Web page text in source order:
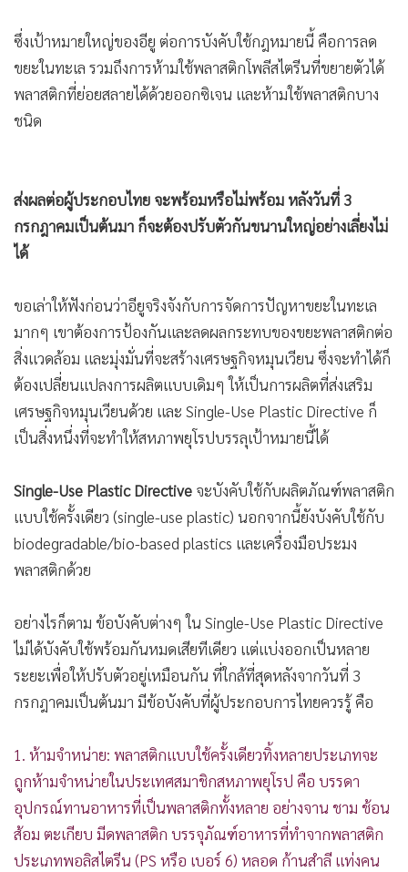
• ญี่ปุ่น
• News1
• Gotomanager
ซึ่งเป้าหมายใหญ่ของอียู ต่อการบังคับใช้กฎหมายนี้ คือการลด
ขยะในทะเล รวมถึงการห้ามใช้พลาสติกโพลีสไตรีนที่ขยายตัวได้
พลาสติกที่ย่อยสลายได้ด้วยออกซิเจน และห้ามใช้พลาสติกบาง
ชนิด
ส่งผลต่อผู้ประกอบไทย จะพร้อมหรือไม่พร้อม หลังวันที่ 3
กรกฎาคมเป็นต้นมา ก็จะต้องปรับตัวกันขนานใหญ่อย่างเลี่ยงไม่
ได้
ขอเล่าให้ฟังก่อนว่าอียูจริงจังกับการจัดการปัญหาขยะในทะเล
มากๆ เขาต้องการป้องกันและลดผลกระทบของขยะพลาสติกต่อ
สิ่งแวดล้อม และมุ่งมั่นที่จะสร้างเศรษฐกิจหมุนเวียน ซึ่งจะทำได้ก็
ต้องเปลี่ยนแปลงการผลิตแบบเดิมๆ ให้เป็นการผลิตที่ส่งเสริม
เศรษฐกิจหมุนเวียนด้วย และ Single-Use Plastic Directive ก็
เป็นสิ่งหนึ่งที่จะทำให้สหภาพยุโรปบรรลุเป้าหมายนี้ได้
Single-Use Plastic Directive จะบังคับใช้กับผลิตภัณฑ์พลาสติก
แบบใช้ครั้งเดียว (single-use plastic) นอกจากนี้ยังบังคับใช้กับ
biodegradable/bio-based plastics และเครื่องมือประมง
พลาสติกด้วย
อย่างไรก็ตาม ข้อบังคับต่างๆ ใน Single-Use Plastic Directive
ไม่ได้บังคับใช้พร้อมกันหมดเสียทีเดียว แต่แบ่งออกเป็นหลาย
ระยะเพื่อให้ปรับตัวอยู่เหมือนกัน ที่ใกล้ที่สุดหลังจากวันที่ 3
กรกฎาคมเป็นต้นมา มีข้อบังคับที่ผู้ประกอบการไทยควรรู้ คือ
1. ห้ามจำหน่าย: พลาสติกแบบใช้ครั้งเดียวทิ้งหลายประเภทจะ
ถูกห้ามจำหน่ายในประเทศสมาชิกสหภาพยุโรป คือ บรรดา
อุปกรณ์ทานอาหารที่เป็นพลาสติกทั้งหลาย อย่างจาน ชาม ช้อน
ส้อม ตะเกียบ มีดพลาสติก บรรจุภัณฑ์อาหารที่ทำจากพลาสติก
ประเภทพอลิสไตรีน (PS หรือ เบอร์ 6) หลอด ก้านสำลี แท่งคน